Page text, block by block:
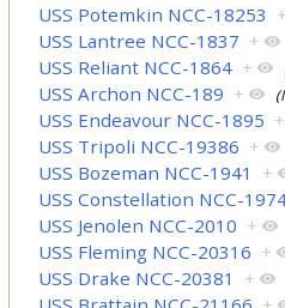
USS Potemkin NCC-18253 +
USS Lantree NCC-1837 +
USS Reliant NCC-1864 +
USS Archon NCC-189 +
USS Endeavour NCC-1895 +
USS Tripoli NCC-19386 +
USS Bozeman NCC-1941 +
USS Constellation NCC-
USS Jenolen NCC-2010 +
USS Fleming NCC-20316 +
USS Drake NCC-20381 +